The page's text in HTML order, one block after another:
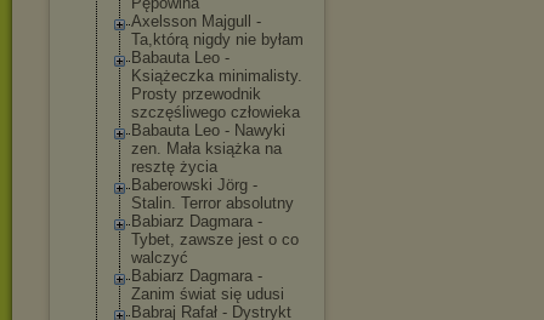
Axelsson Majgull -
Ta,którą nigdy nie byłam
Babauta Leo -
Książeczka minimalisty.
Prosty przewodnik
szczęśliwego człowieka
Babauta Leo - Nawyki
zen. Mała książka na
resztę życia
Baberowski Jörg -
Stalin. Terror absolutny
Babiarz Dagmara -
Tybet, zawsze jest o co
walczyć
Babiarz Dagmara -
Zanim świat się udusi
Babraj Rafał - Dystrykt